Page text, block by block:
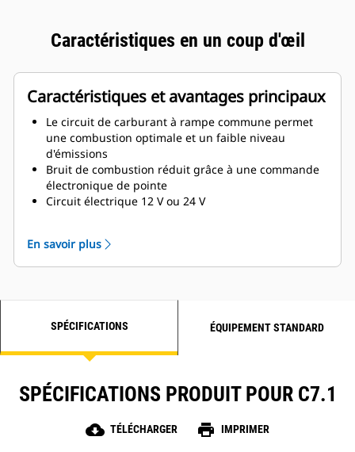
Caractéristiques en un coup d'œil
Caractéristiques et avantages principaux
Le circuit de carburant à rampe commune permet
une combustion optimale et un faible niveau
d'émissions
Bruit de combustion réduit grâce à une commande
électronique de pointe
Circuit électrique 12 V ou 24 V
Circuit fermé de ventilation de carter pour plus de
propreté du compartiment moteur
de mer entraînées par engrenages pour une
Dispositif de commande des soupapes sans
soupapes hydrauliques
permet de toujours démarrer en douceur
En savoir plus
SPÉCIFICATIONS ÉQUIPEMENT STANDARD
SPÉCIFICATIONS PRODUIT POUR C7.1
cloud_download TÉLÉCHARGER print IMPRIMER